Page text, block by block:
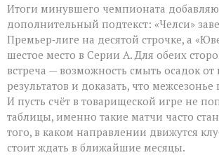
Итоги минувшего чемпионата
дополнительный подтекст: «Челси»
Премьер‑лиге на десятой строчке, а
шестое место в Серии А. Для обеих
встреча — возможность смыть осадок
результатов и доказать, что
И пусть счёт в товарищеской игре не
таблицы, именно такие матчи часто
того, в каком направлении движутся
стоит ждать в ближайшие месяцы.